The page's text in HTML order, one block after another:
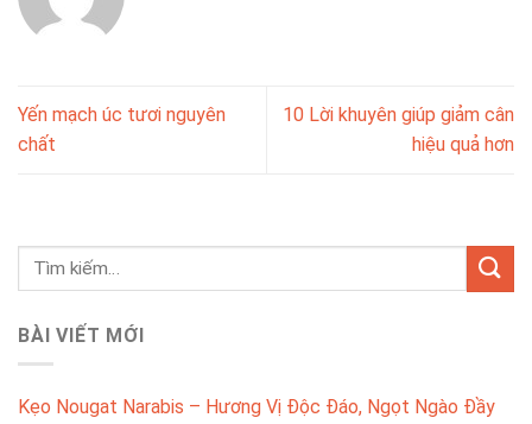
Yến mạch úc tươi nguyên
chất
10 Lời khuyên giúp giảm cân
hiệu quả hơn
BÀI VIẾT MỚI
Kẹo Nougat Narabis – Hương Vị Độc Đáo, Ngọt Ngào Đầy